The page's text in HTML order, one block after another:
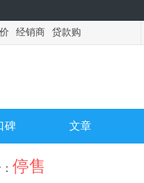
经销商 贷款购
碑 文章
停售